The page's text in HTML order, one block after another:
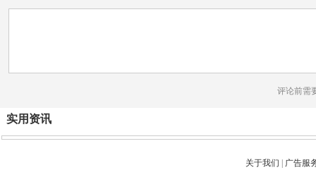
评论前需
实用资讯
关于我们
广告服